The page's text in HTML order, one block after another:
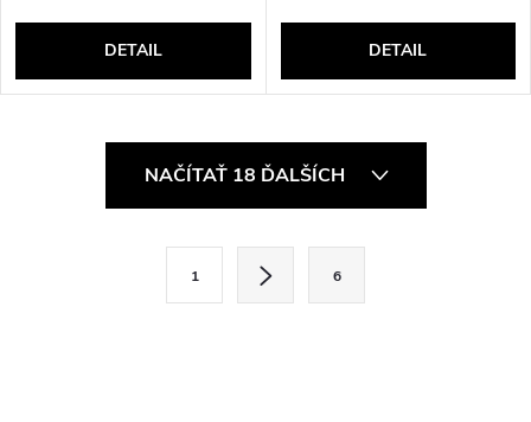
DETAIL DETAIL
NAČÍTAŤ 18 ĎALŠÍCH
1 6